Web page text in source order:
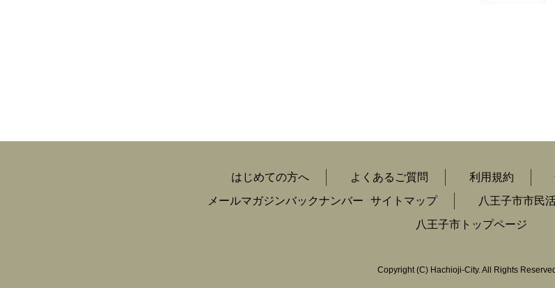
はじめての方へ よくあるご質問 利用規約
メールマガジンバックナンバー
サイトマップ
八王子市市民
八王子市トップページ
Copyright (C) Hachioji-City. All Rights